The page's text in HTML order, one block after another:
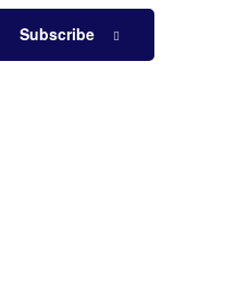
Subscribe